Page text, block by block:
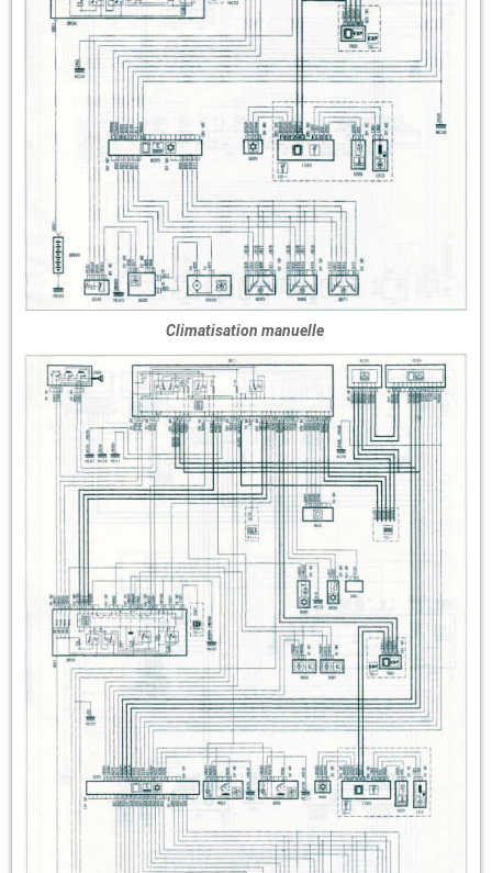
Climatisation manuelle